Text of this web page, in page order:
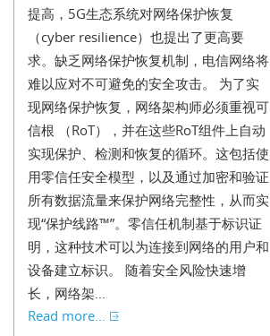
提高，5G生态系统对网络保护恢复
（cyber resilience）也提出了更高要
求。缺乏网络保护恢复机制，电信网络将
难以应对不可避免的安全攻击。 为了实
现网络保护恢复，网络架构师必须重视可
信根 （RoT），并在这些RoT组件上自动
实现保护、检测和恢复的循环。这包括使
用零信任安全模型，以及通过加密和验证
所有数据流量来保护网络完整性，从而实
现“保护线路™”。零信任机制基于标识证
明，这种技术可以为连接到网络的用户和
设备建立标识。 随着安全风险快速增
长，网络架...
Read more...